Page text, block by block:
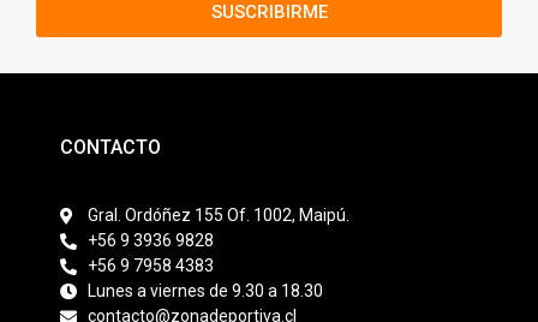
SUSCRIBIRME
CONTACTO
Gral. Ordóñez 155 Of. 1002, Maipú.
+56 9 3936 9828
+56 9 7958 4383
Lunes a viernes de 9.30 a 18.30
contacto@zonadeportiva.cl